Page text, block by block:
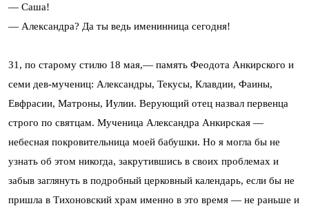
— Саша!
— Александра? Да ты ведь именинница сегодня!
31, по старому стилю 18 мая,— память Феодота Анкирского и
семи дев‑мучениц: Александры, Текусы, Клавдии, Фаины,
Евфрасии, Матроны, Иулии. Верующий отец назвал первенца
строго по святцам. Мученица Александра Анкирская —
небесная покровительница моей бабушки. Но я могла бы не
узнать об этом никогда, закрутившись в своих проблемах и
забыв заглянуть в подробный церковный календарь, если бы не
пришла в Тихоновский храм именно в это время — не раньше и